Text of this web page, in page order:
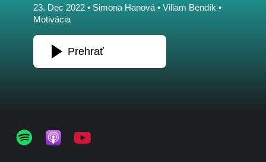
23. Dec 2022 • Simona Hanová • Viliam Bendík •
Motivácia
Prehrať